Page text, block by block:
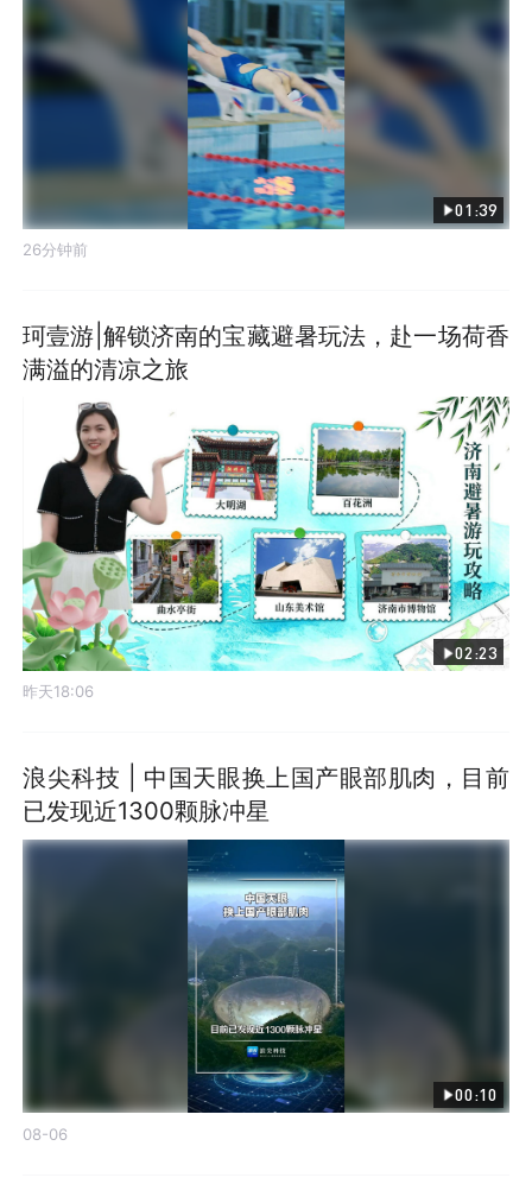
01:39
26分钟前
珂壹游|解锁济南的宝藏避暑玩法，赴一场荷香
满溢的清凉之旅
02:23
昨天18:06
浪尖科技 | 中国天眼换上国产眼部肌肉，目前
已发现近1300颗脉冲星
00:10
08-06